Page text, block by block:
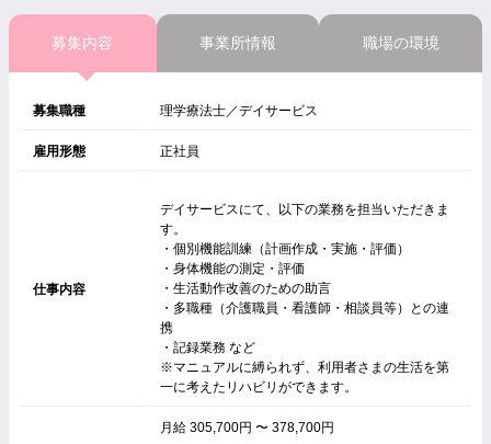
募集内容 事業所情報 職場の環境
募集職種 理学療法士／デイサービス
雇用形態 正社員
仕事内容
デイサービスにて、以下の業務を担当いただきま
す。
・個別機能訓練（計画作成・実施・評価）
・身体機能の測定・評価
・生活動作改善のための助言
・多職種（介護職員・看護師・相談員等）との連
携
・記録業務 など
※マニュアルに縛られず、利用者さまの生活を第
一に考えたリハビリができます。
月給 305,700円 〜 378,700円